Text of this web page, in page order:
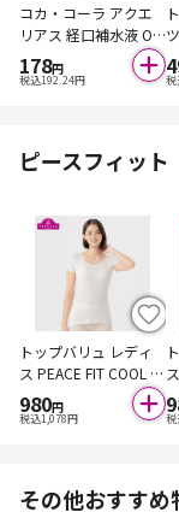
コカ・コーラ アクエ
リアス 経口補水液 OR
S 500ml
178円
税込192.24円 税
ピースフィット
トップバリュ レディ
ス PEACE FIT COOL コ
ットン 3分袖 オフ M
980円
税込1,078円 税
その他おすすめ